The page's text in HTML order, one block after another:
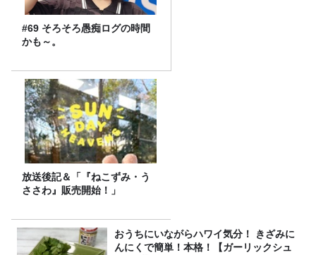
#69 そろそろ愚痴ログの時間
かも～。
放送後記＆「『ねこずみ・う
ささわ』販売開始！」
おうちにいながらハワイ気分！ きざみに
んにくで簡単！本格！【ガーリックシュ